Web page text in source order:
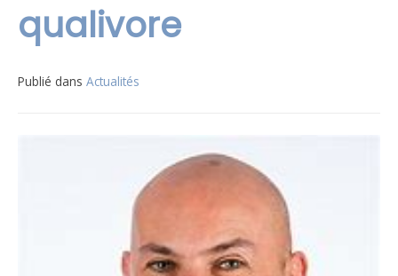
qualivore
Publié dans Actualités